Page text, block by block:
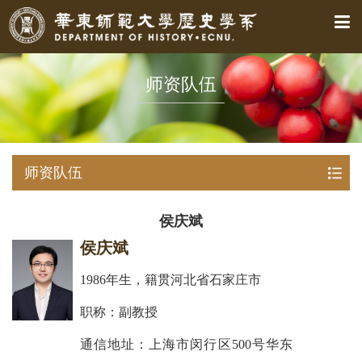
师资队伍
师资队伍
侯庆斌
侯庆斌
1986年生，籍贯河北省石家庄市
职称：副教授
通信地址：上海市闵行区500号华东